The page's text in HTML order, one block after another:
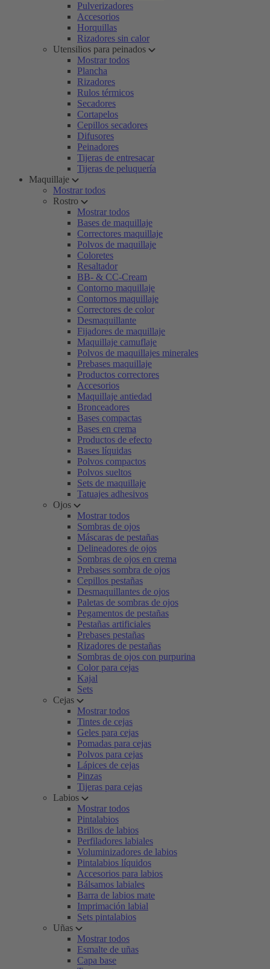
Pulverizadores
Accesorios
Horquillas
Rizadores sin calor
Utensilios para peinados
Mostrar todos
Plancha
Rizadores
Rulos térmicos
Secadores
Cortapelos
Cepillos secadores
Difusores
Peinadores
Tijeras de entresacar
Tijeras de peluquería
Maquillaje
Mostrar todos
Rostro
Mostrar todos
Bases de maquillaje
Correctores maquillaje
Polvos de maquillaje
Coloretes
Resaltador
BB- & CC-Cream
Contorno maquillaje
Contornos maquillaje
Correctores de color
Desmaquillante
Fijadores de maquillaje
Maquillaje camuflaje
Polvos de maquillajes minerales
Prebases maquillaje
Productos correctores
Accesorios
Maquillaje antiedad
Bronceadores
Bases compactas
Bases en crema
Productos de efecto
Bases líquidas
Polvos compactos
Polvos sueltos
Sets de maquillaje
Tatuajes adhesivos
Ojos
Mostrar todos
Sombras de ojos
Máscaras de pestañas
Delineadores de ojos
Sombras de ojos en crema
Prebases sombra de ojos
Cepillos pestañas
Desmaquillantes de ojos
Paletas de sombras de ojos
Pegamentos de pestañas
Pestañas artificiales
Prebases pestañas
Rizadores de pestañas
Sombras de ojos con purpurina
Color para cejas
Kajal
Sets
Cejas
Mostrar todos
Tintes de cejas
Geles para cejas
Pomadas para cejas
Polvos para cejas
Lápices de cejas
Pinzas
Tijeras para cejas
Labios
Mostrar todos
Pintalabios
Brillos de labios
Perfiladores labiales
Voluminizadores de labios
Pintalabios líquidos
Accesorios para labios
Bálsamos labiales
Barra de labios mate
Imprimación labial
Sets pintalabios
Uñas
Mostrar todos
Esmalte de uñas
Capa base